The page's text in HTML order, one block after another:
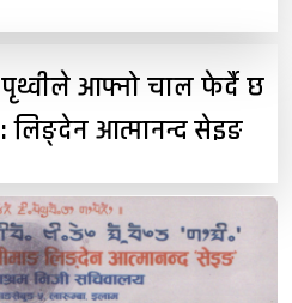
पृथ्वीले आफ्नो चाल फेर्दै छ
: लिङ्देन आत्मानन्द सेइङ